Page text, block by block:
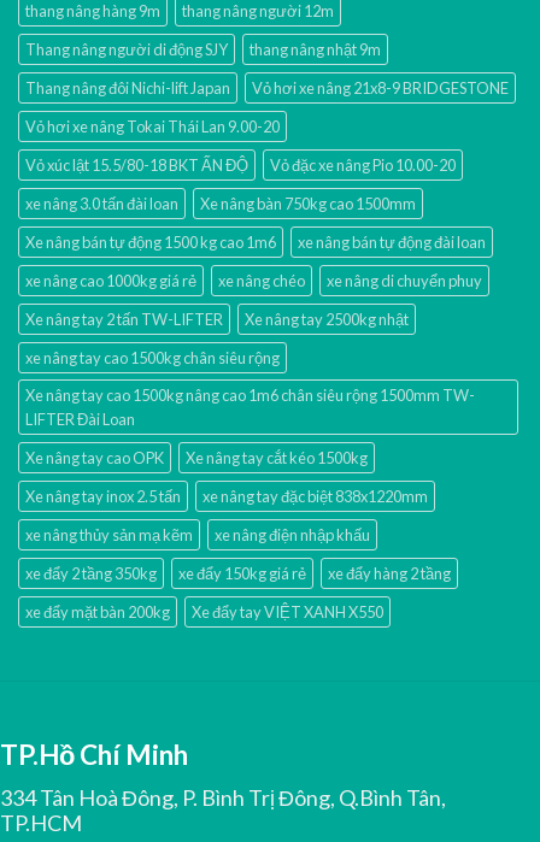
thang nâng hàng 9m
thang nâng người 12m
Thang nâng người di động SJY
thang nâng nhật 9m
Thang nâng đôi Nichi-lift Japan
Vỏ hơi xe nâng 21x8-9 BRIDGESTONE
Vỏ hơi xe nâng Tokai Thái Lan 9.00-20
Vỏ xúc lật 15.5/80-18 BKT ẤN ĐỘ
Vỏ đặc xe nâng Pio 10.00-20
xe nâng 3.0 tấn đài loan
Xe nâng bàn 750kg cao 1500mm
Xe nâng bán tự động 1500 kg cao 1m6
xe nâng bán tự động đài loan
xe nâng cao 1000kg giá rẻ
xe nâng chéo
xe nâng di chuyển phuy
Xe nâng tay 2 tấn TW-LIFTER
Xe nâng tay 2500kg nhật
xe nâng tay cao 1500kg chân siêu rộng
Xe nâng tay cao 1500kg nâng cao 1m6 chân siêu rộng 1500mm TW-
LIFTER Đài Loan
Xe nâng tay cao OPK
Xe nâng tay cắt kéo 1500kg
Xe nâng tay inox 2.5 tấn
xe nâng tay đặc biệt 838x1220mm
xe nâng thủy sản mạ kẽm
xe nâng điện nhập khấu
xe đẩy 2 tầng 350kg
xe đẩy 150kg giá rẻ
xe đẩy hàng 2 tầng
xe đẩy mặt bàn 200kg
Xe đẩy tay VIỆT XANH X550
TP.Hồ Chí Minh
334 Tân Hoà Đông, P. Bình Trị Đông, Q.Bình Tân,
TP.HCM